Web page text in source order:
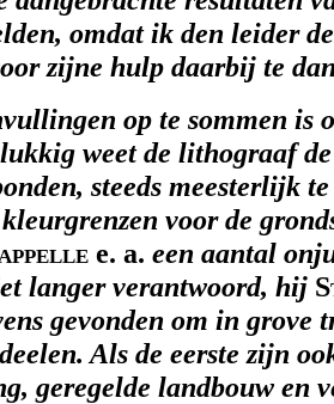
omdat ik den leider
zijne hulp daarbij te
op te sommen is
weet de lithograaf
steeds meesterlijk
voor de
e. a. een aantal
langer verantwoord, hij
gevonden om in grove
Als de eerste zijn
geregelde landbouw en